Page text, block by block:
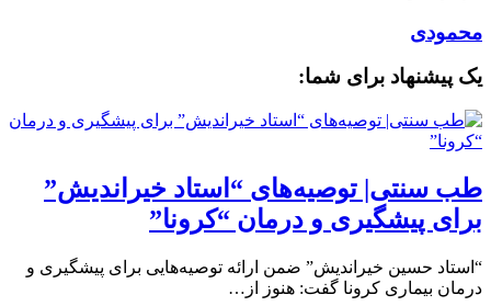
محمودی
یک پیشنهاد برای شما:
طب سنتی| توصیه‌‌های “استاد خیراندیش”
برای پیشگیری و درمان “کرونا”
“استاد حسین خیراندیش” ضمن ارائه توصیه‌‌هایی برای پیشگیری و
درمان بیماری کرونا گفت: هنوز از…